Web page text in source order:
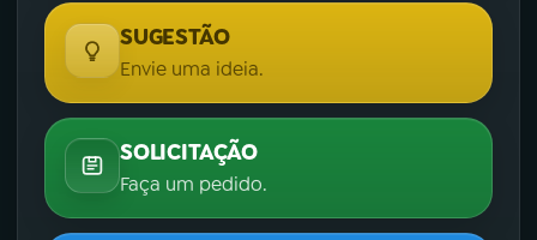
SUGESTÃO
Envie uma ideia.
SOLICITAÇÃO
Faça um pedido.